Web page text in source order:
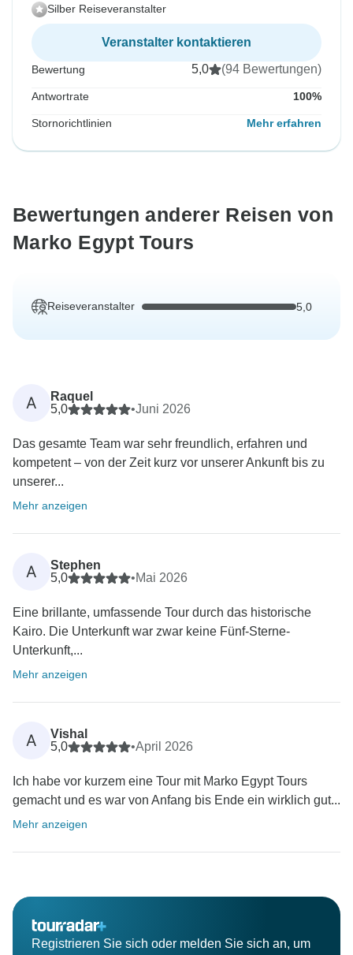
Silber Reiseveranstalter
Veranstalter kontaktieren
Bewertung 5,0 (94 Bewertungen)
Antwortrate 100%
Stornorichtlinien Mehr erfahren
Bewertungen anderer Reisen von
Marko Egypt Tours
Reiseveranstalter 5,0
A
Raquel
5,0
•Juni 2026
Das gesamte Team war sehr freundlich, erfahren und
kompetent – von der Zeit kurz vor unserer Ankunft bis zu
unserer...
Mehr anzeigen
A
Stephen
5,0
•Mai 2026
Eine brillante, umfassende Tour durch das historische
Kairo. Die Unterkunft war zwar keine Fünf-Sterne-
Unterkunft,...
Mehr anzeigen
A
Vishal
5,0
•April 2026
Ich habe vor kurzem eine Tour mit Marko Egypt Tours
gemacht und es war von Anfang bis Ende ein wirklich gut...
Mehr anzeigen
Registrieren Sie sich oder melden Sie sich an, um